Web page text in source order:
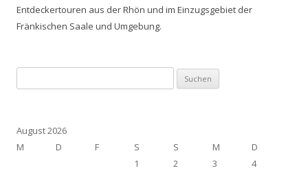
Entdeckertouren aus der Rhön und im Einzugsgebiet der
Fränkischen Saale und Umgebung.
nach:
August 2026
M
D F S S M
D
1
2 3
4